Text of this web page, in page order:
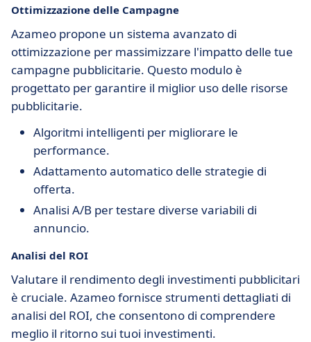
Ottimizzazione delle Campagne
Azameo propone un sistema avanzato di
ottimizzazione per massimizzare l'impatto delle tue
campagne pubblicitarie. Questo modulo è
progettato per garantire il miglior uso delle risorse
pubblicitarie.
Algoritmi intelligenti per migliorare le
performance.
Adattamento automatico delle strategie di
offerta.
Analisi A/B per testare diverse variabili di
annuncio.
Analisi del ROI
Valutare il rendimento degli investimenti pubblicitari
è cruciale. Azameo fornisce strumenti dettagliati di
analisi del ROI, che consentono di comprendere
meglio il ritorno sui tuoi investimenti.